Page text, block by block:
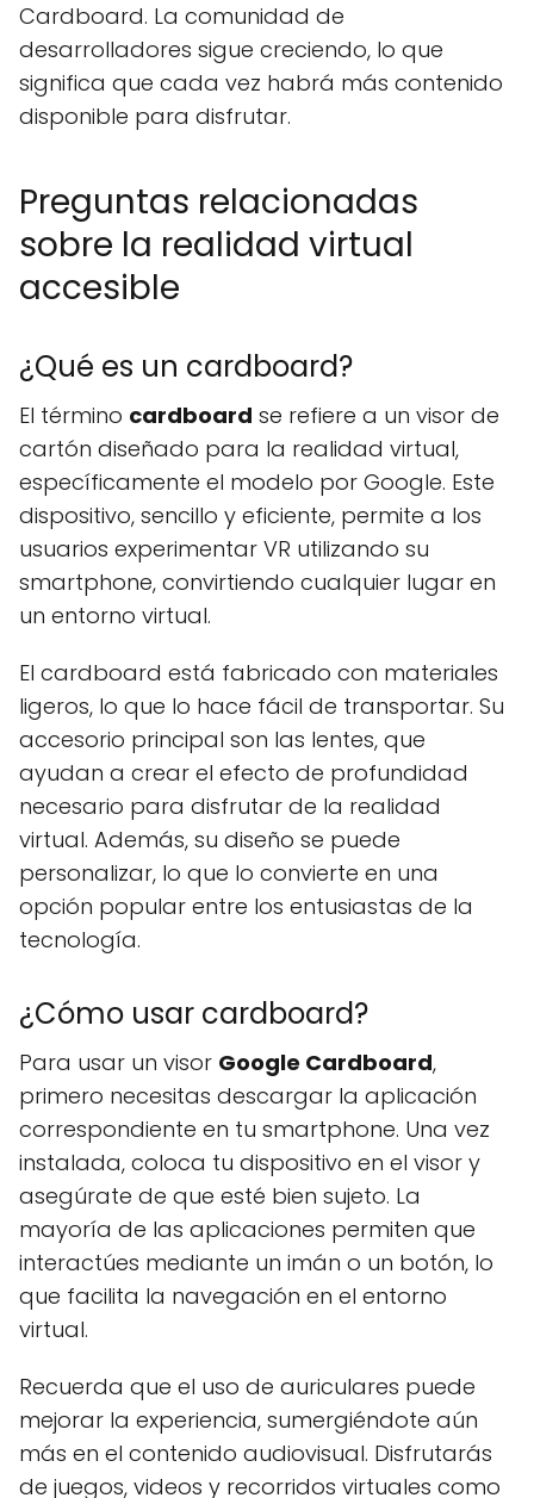
Cardboard. La comunidad de
desarrolladores sigue creciendo, lo que
significa que cada vez habrá más contenido
disponible para disfrutar.
Preguntas relacionadas
sobre la realidad virtual
accesible
¿Qué es un cardboard?
El término cardboard se refiere a un visor de
cartón diseñado para la realidad virtual,
específicamente el modelo por Google. Este
dispositivo, sencillo y eficiente, permite a los
usuarios experimentar VR utilizando su
smartphone, convirtiendo cualquier lugar en
un entorno virtual.
El cardboard está fabricado con materiales
ligeros, lo que lo hace fácil de transportar. Su
accesorio principal son las lentes, que
ayudan a crear el efecto de profundidad
necesario para disfrutar de la realidad
virtual. Además, su diseño se puede
personalizar, lo que lo convierte en una
opción popular entre los entusiastas de la
tecnología.
¿Cómo usar cardboard?
Para usar un visor Google Cardboard,
primero necesitas descargar la aplicación
correspondiente en tu smartphone. Una vez
instalada, coloca tu dispositivo en el visor y
asegúrate de que esté bien sujeto. La
mayoría de las aplicaciones permiten que
interactúes mediante un imán o un botón, lo
que facilita la navegación en el entorno
virtual.
Recuerda que el uso de auriculares puede
mejorar la experiencia, sumergiéndote aún
más en el contenido audiovisual. Disfrutarás
de juegos, videos y recorridos virtuales como